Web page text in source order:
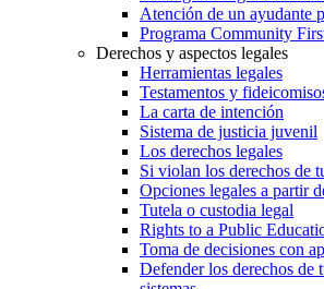
Atención de un ayudante
Programa Community
Derechos y aspectos legales
Herramientas legales
Testamentos y
La carta de intención
Sistema de justicia juvenil
Los derechos legales
Si violan los derechos de
Opciones legales a partir
Tutela o custodia legal
Rights to a Public
Toma de decisiones con
Defender los derechos de